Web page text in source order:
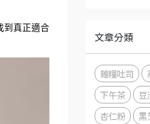
到真正適合
文章分類
雜糧吐司
下午茶
豆
杏仁粉
黑